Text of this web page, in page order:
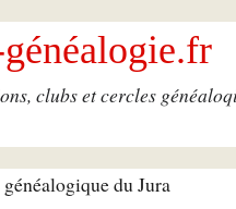
clubs et cercles
du Jura